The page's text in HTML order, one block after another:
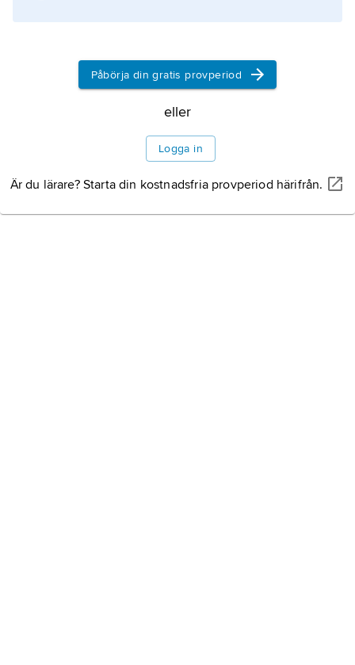
Påbörja din gratis provperiod
eller
Logga in
Är du lärare? Starta din kostnadsfria provperiod härifrån.